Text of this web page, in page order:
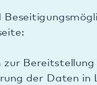
stetig
der Nutzer ist.